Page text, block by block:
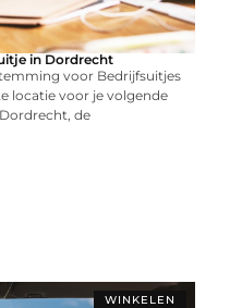
in Dordrecht
voor Bedrijfsuitjes
locatie voor je volgende
de
WINKELEN